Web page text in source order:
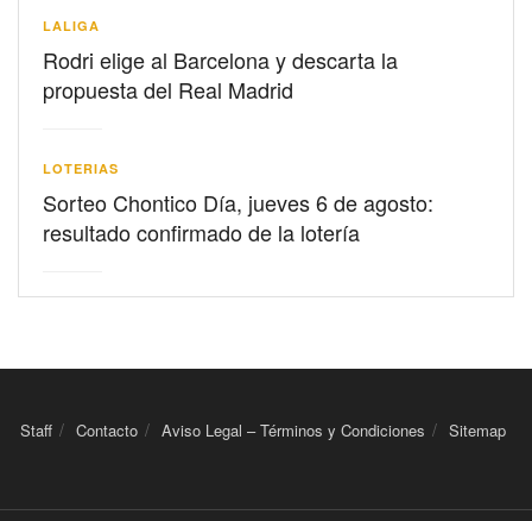
LALIGA
Rodri elige al Barcelona y descarta la
propuesta del Real Madrid
LOTERIAS
Sorteo Chontico Día, jueves 6 de agosto:
resultado confirmado de la lotería
Staff Contacto Aviso Legal – Términos y Condiciones Sitemap